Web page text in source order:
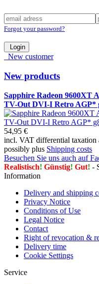
Forgot your password?
Login
New customer
New products
Sapphire Radeon 9600XT
TV-Out DVI-I Retro AGP*
54,95 €
incl. VAT differential taxation
possibly plus Shipping costs
Besuchen Sie uns auch auf
Realistisch! Günstig! Gut! -
Information
Delivery and shipping
Privacy Notice
Conditions of Use
Legal Notice
Contact
Right of revocation &
Delivery time
Cookie Settings
Service